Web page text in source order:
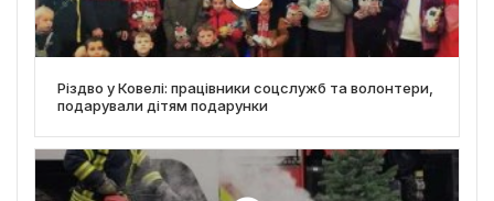
Різдво у Ковелі: працівники соцслужб та волонтери,
подарували дітям подарунки